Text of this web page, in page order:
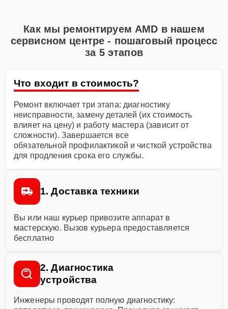
Как мы ремонтируем AMD в нашем
сервисном центре - пошаговый процесс
за 5 этапов
Что входит в стоимость?
Ремонт включает три этапа: диагностику
неисправности, замену деталей (их стоимость
влияет на цену) и работу мастера (зависит от
сложности). Завершается все
обязательной профилактикой и чисткой устройства
для продления срока его службы.
1. Доставка техники
Вы или наш курьер привозите аппарат в
мастерскую. Вызов курьера предоставляется
бесплатно
2. Диагностика
устройства
Инженеры проводят полную диагностику: